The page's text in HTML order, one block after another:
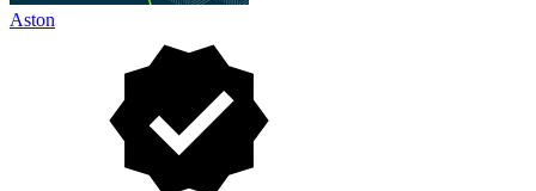
Aston